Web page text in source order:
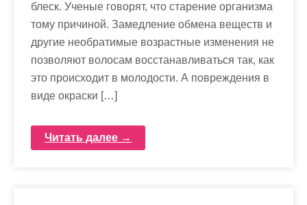
блеск. Ученые говорят, что старение организма
тому причиной. Замедление обмена веществ и
другие необратимые возрастные изменения не
позволяют волосам восстанавливаться так, как
это происходит в молодости. А повреждения в
виде окраски […]
Читать далее →